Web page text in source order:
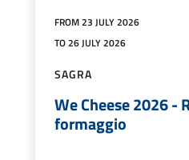
FROM 23 JULY 2026
TO 26 JULY 2026
SAGRA
We Cheese 2026 -
formaggio